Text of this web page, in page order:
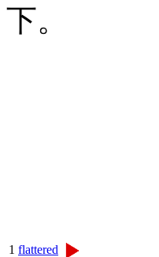
下。
1 flattered